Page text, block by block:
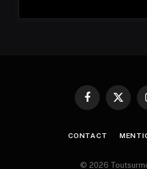
Facebook
X
CONTACT
© 2026